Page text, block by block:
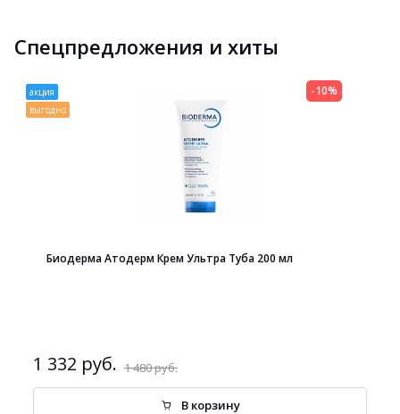
Спецпредложения и хиты
акция
выгодно
Биодерма Атодерм Крем Ультра Туба 200 мл
1 332 руб. 1 480 руб.
-10%
В корзину